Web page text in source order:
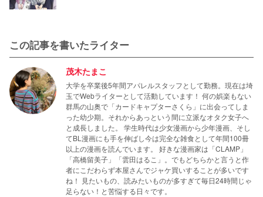
この記事を書いたライター
茂木たまこ
大学を卒業後5年間アパレルスタッフとして勤務。現在は埼
玉でWebライターとして活動しています！ 何の娯楽もない
群馬の山奥で「カードキャプターさくら」に出会ってしま
った幼少期。それからあっという間に立派なオタク女子へ
と成長しました。 学生時代は少女漫画から少年漫画、そし
てBL漫画にも手を伸ばし今は完全な雑食として年間100冊
以上の漫画を読んでいます。 好きな漫画家は「CLAMP」
「高橋留美子」「雲田はるこ」。でもどちらかと言うと作
者にこだわらず本屋さんでジャケ買いすることが多いです
ね！ 見たいもの、読みたいものが多すぎて毎日24時間じゃ
足らない！と苦悩する日々です。